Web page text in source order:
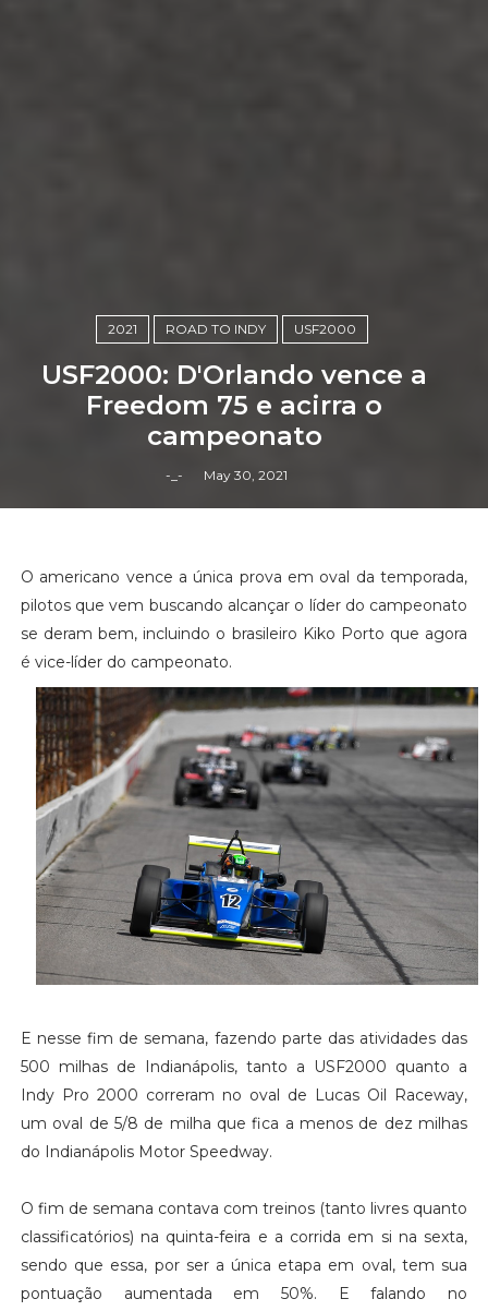
2021 ROAD TO INDY USF2000
USF2000: D'Orlando vence a
Freedom 75 e acirra o
campeonato
-_- May 30, 2021
O americano vence a única prova em oval da temporada,
pilotos que vem buscando alcançar o líder do campeonato
se deram bem, incluindo o brasileiro Kiko Porto que agora
é vice-líder do campeonato.
E nesse fim de semana, fazendo parte das atividades das
500 milhas de Indianápolis, tanto a USF2000 quanto a
Indy Pro 2000 correram no oval de Lucas Oil Raceway,
um oval de 5/8 de milha que fica a menos de dez milhas
do Indianápolis Motor Speedway.
O fim de semana contava com treinos (tanto livres quanto
classificatórios) na quinta-feira e a corrida em si na sexta,
sendo que essa, por ser a única etapa em oval, tem sua
pontuação aumentada em 50%. E falando no